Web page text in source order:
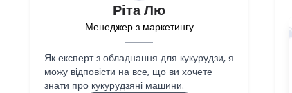
Ріта Лю
Менеджер з маркетингу
Як експерт з обладнання для кукурудзи, я
можу відповісти на все, що ви хочете
знати про кукурудзяні машини.